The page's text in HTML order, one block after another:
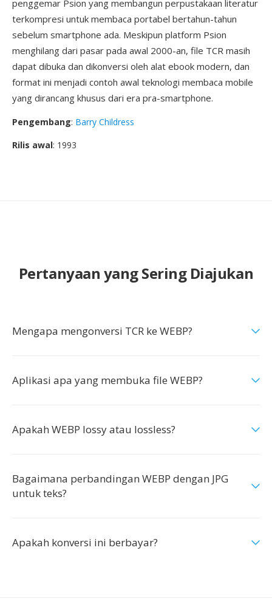
penggemar Psion yang membangun perpustakaan literatur
terkompresi untuk membaca portabel bertahun-tahun
sebelum smartphone ada. Meskipun platform Psion
menghilang dari pasar pada awal 2000-an, file TCR masih
dapat dibuka dan dikonversi oleh alat ebook modern, dan
format ini menjadi contoh awal teknologi membaca mobile
yang dirancang khusus dari era pra-smartphone.
Pengembang: Barry Childress
Rilis awal: 1993
Pertanyaan yang Sering Diajukan
Mengapa mengonversi TCR ke WEBP?
Aplikasi apa yang membuka file WEBP?
Apakah WEBP lossy atau lossless?
Bagaimana perbandingan WEBP dengan JPG
untuk teks?
Apakah konversi ini berbayar?